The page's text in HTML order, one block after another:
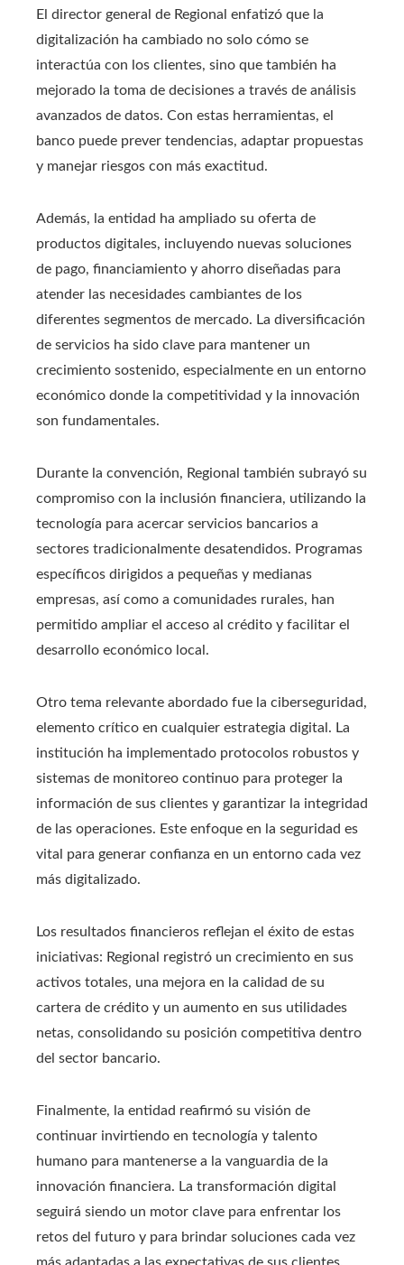
El director general de Regional enfatizó que la
digitalización ha cambiado no solo cómo se
interactúa con los clientes, sino que también ha
mejorado la toma de decisiones a través de análisis
avanzados de datos. Con estas herramientas, el
banco puede prever tendencias, adaptar propuestas
y manejar riesgos con más exactitud.
Además, la entidad ha ampliado su oferta de
productos digitales, incluyendo nuevas soluciones
de pago, financiamiento y ahorro diseñadas para
atender las necesidades cambiantes de los
diferentes segmentos de mercado. La diversificación
de servicios ha sido clave para mantener un
crecimiento sostenido, especialmente en un entorno
económico donde la competitividad y la innovación
son fundamentales.
Durante la convención, Regional también subrayó su
compromiso con la inclusión financiera, utilizando la
tecnología para acercar servicios bancarios a
sectores tradicionalmente desatendidos. Programas
específicos dirigidos a pequeñas y medianas
empresas, así como a comunidades rurales, han
permitido ampliar el acceso al crédito y facilitar el
desarrollo económico local.
Otro tema relevante abordado fue la ciberseguridad,
elemento crítico en cualquier estrategia digital. La
institución ha implementado protocolos robustos y
sistemas de monitoreo continuo para proteger la
información de sus clientes y garantizar la integridad
de las operaciones. Este enfoque en la seguridad es
vital para generar confianza en un entorno cada vez
más digitalizado.
Los resultados financieros reflejan el éxito de estas
iniciativas: Regional registró un crecimiento en sus
activos totales, una mejora en la calidad de su
cartera de crédito y un aumento en sus utilidades
netas, consolidando su posición competitiva dentro
del sector bancario.
Finalmente, la entidad reafirmó su visión de
continuar invirtiendo en tecnología y talento
humano para mantenerse a la vanguardia de la
innovación financiera. La transformación digital
seguirá siendo un motor clave para enfrentar los
retos del futuro y para brindar soluciones cada vez